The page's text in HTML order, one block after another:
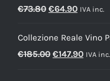
€126.00.€110.88.
Valutato
4.50
su 5
€73.80 Il
originale
era:
€64.90Il
attuale
è:
IVA inc.
Collezione Reale Vino
€185.00 Il
€147.90IlIVA inc.